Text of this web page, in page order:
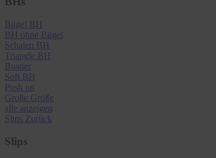
Bügel BH
BH ohne Bügel
Schalen BH
Triangle BH
Bustier
Soft BH
Push up
Große Größe
alle anzeigen
Slips Zurück
Slips